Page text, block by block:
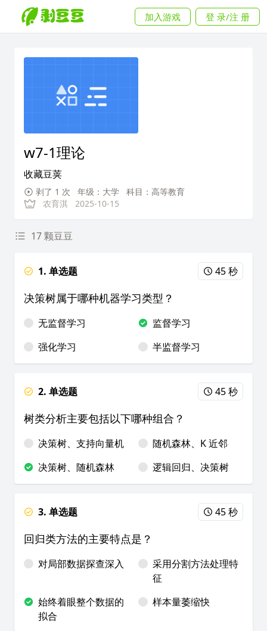
加入游戏 登 录/注 册
w7-1理论
收藏豆荚
剥了 1 次 年级：大学
科目：高等教育
农育淇
2025-10-15
17 颗豆豆
1. 单选题 45 秒
决策树属于哪种机器学习类型？
无监督学习
监督学习
强化学习
半监督学习
2. 单选题 45 秒
树类分析主要包括以下哪种组合？
决策树、支持向量机
随机森林、K 近邻
决策树、随机森林
逻辑回归、决策树
3. 单选题 45 秒
回归类方法的主要特点是？
对局部数据探查深入
采用分割方法处理特
征
始终着眼整个数据的
拟合
样本量萎缩快